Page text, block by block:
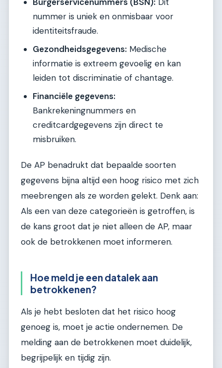
nummer is uniek en onmisbaar voor
identiteitsfraude.
Gezondheidsgegevens: Medische
informatie is extreem gevoelig en kan
leiden tot discriminatie of chantage.
Financiële gegevens:
Bankrekeningnummers en
creditcardgegevens zijn direct te
misbruiken.
De AP benadrukt dat bepaalde soorten
gegevens bijna altijd een hoog risico met zich
meebrengen als ze worden gelekt. Denk aan:
Als een van deze categorieën is getroffen, is
de kans groot dat je niet alleen de AP, maar
ook de betrokkenen moet informeren.
Hoe meld je een datalek aan
betrokkenen?
Als je hebt besloten dat het risico hoog
genoeg is, moet je actie ondernemen. De
melding aan de betrokkenen moet duidelijk,
begrijpelijk en tijdig zijn.